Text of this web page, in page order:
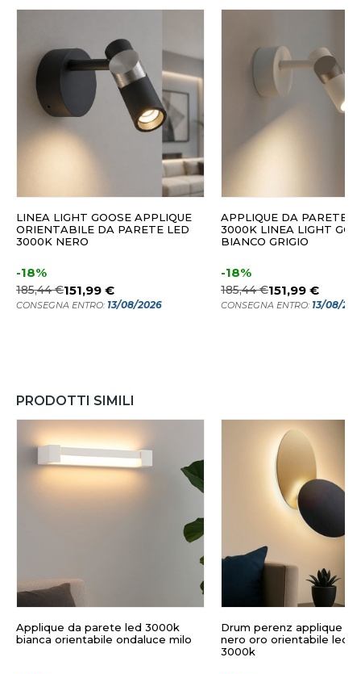
LINEA LIGHT GOOSE APPLIQUE
ORIENTABILE DA PARETE LED
3000K NERO
-18%
185,44 €151,99 €
CONSEGNA ENTRO: 13/08/2026
APPLIQUE DA PARETE
3000K LINEA LIGHT
BIANCO GRIGIO
-18%
185,44 €151,99 €
CONSEGNA ENTRO: 13/08/
PRODOTTI SIMILI
Applique da parete led 3000k
bianca orientabile ondaluce milo
Drum perenz applique
nero oro orientabile led
3000k